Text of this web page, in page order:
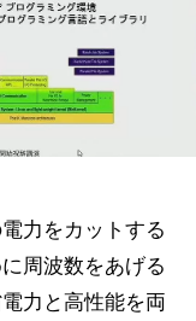
力をカットする
周波数をあげる
力と高性能を両